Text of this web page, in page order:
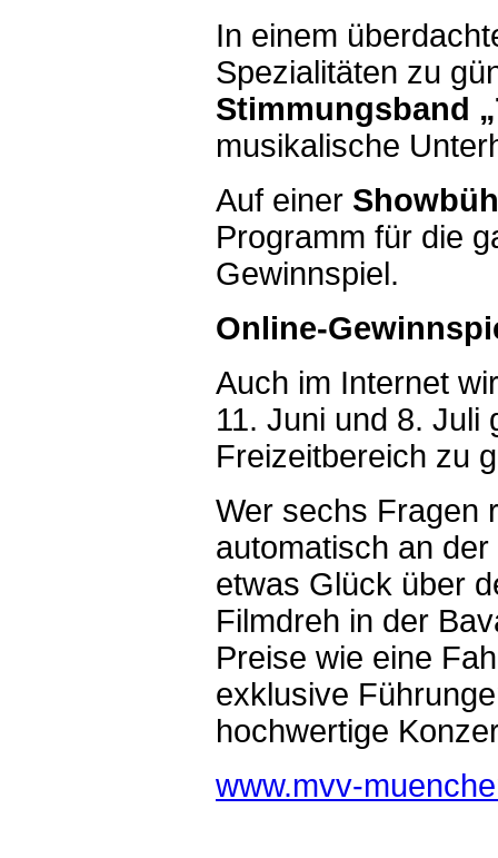
In einem
Spezialitäten zu
Stimmungsband
musikalische
Auf einer
Programm für die
Gewinnspiel.
Online-
Auch im Internet
11. Juni und 8. Juli
Freizeitbereich zu
Wer sechs Fragen
automatisch an
etwas Glück über
Filmdreh in der
Preise wie eine
exklusive
hochwertige
www.mvv-